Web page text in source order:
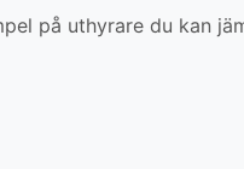
på uthyrare du kan